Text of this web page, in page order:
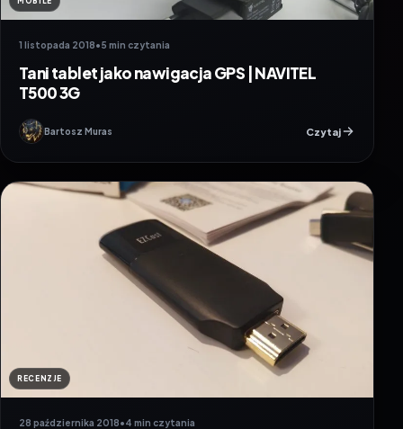
1 listopada 2018•5 min czytania
Tani tablet jako nawigacja GPS | NAVITEL
T500 3G
Bartosz Muras Czytaj
RECENZJE
28 października 2018•4 min czytania